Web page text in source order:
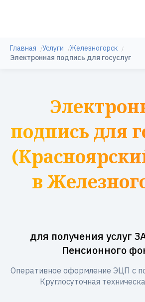
Главная Услуги
Железногорск
Электронная подпись для госуслуг
подпись для
в
для получения услуг
Пенсионного
Оперативное оформление ЭЦП с
Круглосуточная